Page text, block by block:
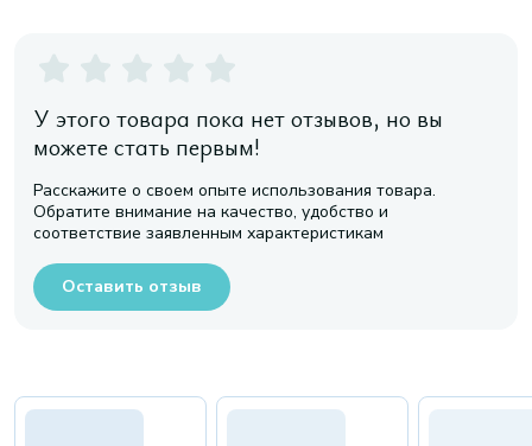
У этого товара пока нет отзывов, но вы
можете стать первым!
Расскажите о своем опыте использования товара.
Обратите внимание на качество, удобство и
соответствие заявленным характеристикам
Оставить отзыв